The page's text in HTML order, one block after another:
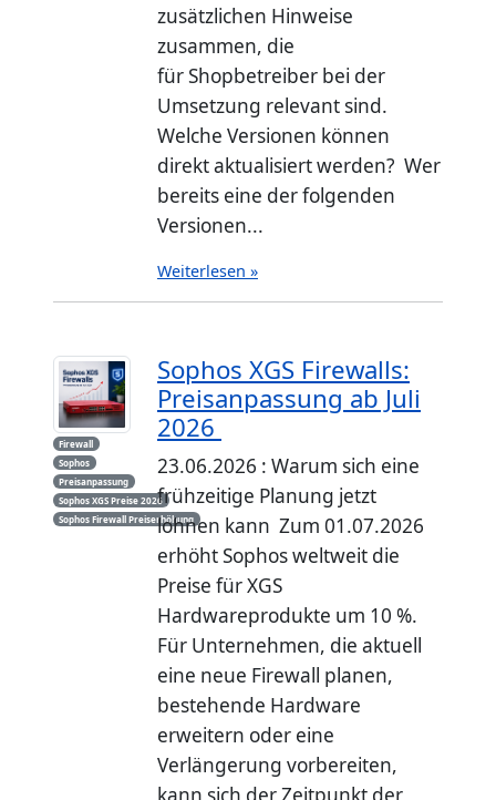
zusätzlichen Hinweise
zusammen, die
für Shopbetreiber bei der
Umsetzung relevant sind.
Welche Versionen können
direkt aktualisiert werden? Wer
bereits eine der folgenden
Versionen...
Weiterlesen »
Firewall
Sophos
Preisanpassung
Sophos XGS Preise 2026
Sophos Firewall Preiserhöhung
Sophos XGS Firewalls:
Preisanpassung ab Juli
2026
23.06.2026 : Warum sich eine
frühzeitige Planung jetzt
lohnen kann Zum 01.07.2026
erhöht Sophos weltweit die
Preise für XGS
Hardwareprodukte um 10 %.
Für Unternehmen, die aktuell
eine neue Firewall planen,
bestehende Hardware
erweitern oder eine
Verlängerung vorbereiten,
kann sich der Zeitpunkt der